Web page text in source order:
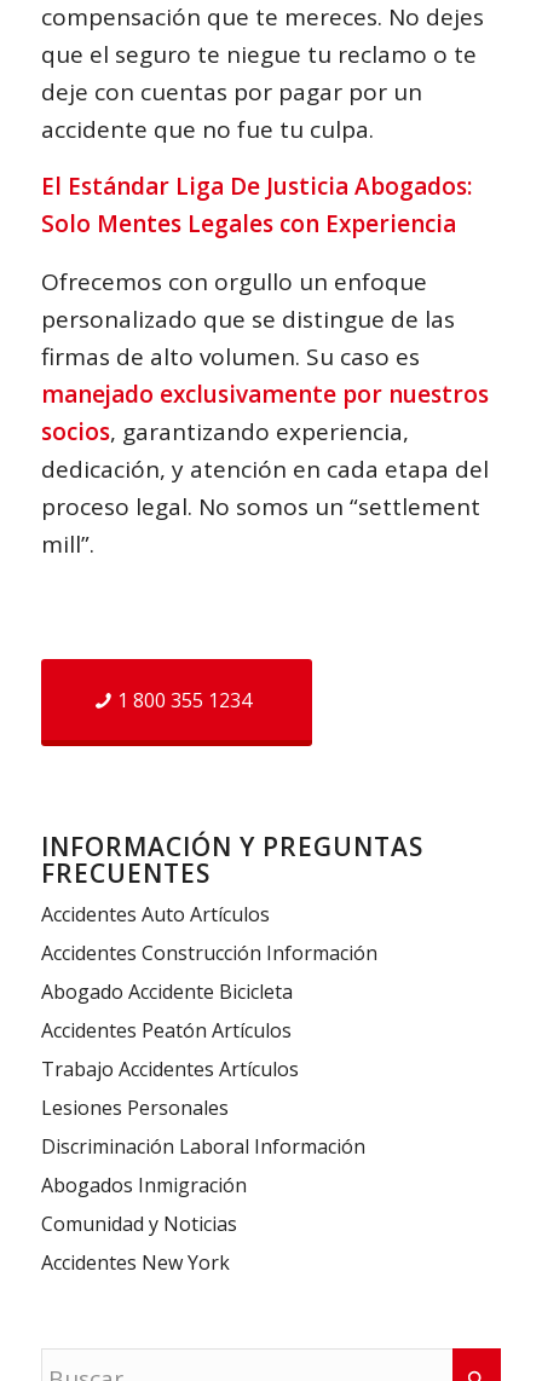
compensación que te mereces. No dejes
que el seguro te niegue tu reclamo o te
deje con cuentas por pagar por un
accidente que no fue tu culpa.
El Estándar Liga De Justicia Abogados:
Solo Mentes Legales con Experiencia
Ofrecemos con orgullo un enfoque
personalizado que se distingue de las
firmas de alto volumen. Su caso es
manejado exclusivamente por nuestros
socios, garantizando experiencia,
dedicación, y atención en cada etapa del
proceso legal. No somos un “settlement
mill”.
1 800 355 1234
INFORMACIÓN Y PREGUNTAS
FRECUENTES
Accidentes Auto Artículos
Accidentes Construcción Información
Abogado Accidente Bicicleta
Accidentes Peatón Artículos
Trabajo Accidentes Artículos
Lesiones Personales
Discriminación Laboral Información
Abogados Inmigración
Comunidad y Noticias
Accidentes New York